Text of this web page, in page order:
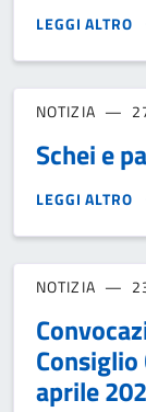
LEGGI ALTRO
CHIUSURA AL
NOTIZIA
Schei e
LEGGI ALTRO
SCHEI E
NOTIZIA
aprile